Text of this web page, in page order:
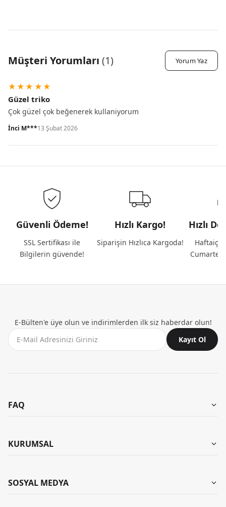
Müşteri Yorumları (1) Yorum Yaz
★ ★ ★ ★ ★
Güzel triko
Çok güzel çok beğenerek kullaniyorum
İnci M***13 Şubat 2026
Güvenli Ödeme!
SSL Sertifikası ile
Bilgilerin güvende!
Hızlı Kargo!
Siparişin Hızlıca Kargoda!
Hızlı
Haftaiçi
E-Bülten'e üye olun ve indirimlerden ilk siz haberdar olun!
Kayıt Ol
FAQ
Mağazalarımız
Banka Bilgileri
KURUMSAL
Hakkımızda
SOSYAL MEDYA